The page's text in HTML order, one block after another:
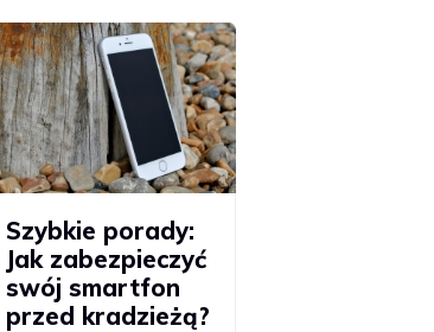
Szybkie porady:
Jak zabezpieczyć
swój smartfon
przed kradzieżą?